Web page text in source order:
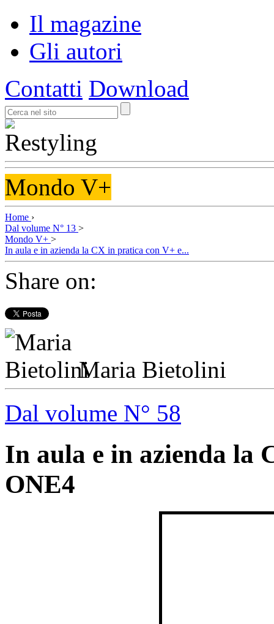
Il magazine
Gli autori
Contatti Download
Mondo V+
Home ›
Dal volume N° 13 >
Mondo V+ >
In aula e in azienda la CX in pratica con V+ e...
Share on:
Maria Bietolini
Dal volume N° 58
In aula e in azienda la
ONE4